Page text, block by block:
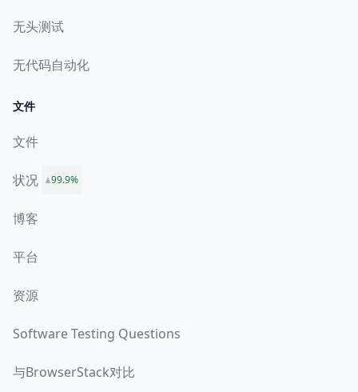
无头测试
无代码自动化
文件
文件
状况 99.9%
博客
平台
资源
Software Testing Questions
与BrowserStack对比